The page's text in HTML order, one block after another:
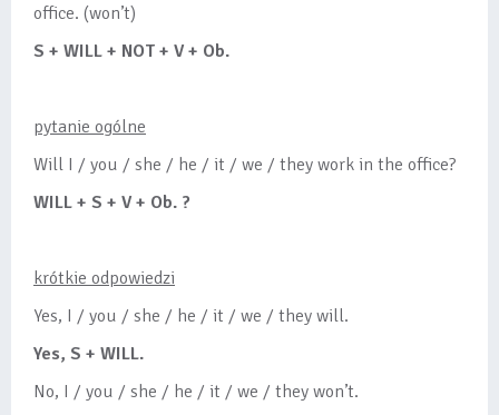
office. (won’t)
S + WILL + NOT + V + Ob.
pytanie ogólne
Will I / you / she / he / it / we / they work in the office?
WILL + S + V + Ob. ?
krótkie odpowiedzi
Yes, I / you / she / he / it / we / they will.
Yes, S + WILL.
No, I / you / she / he / it / we / they won’t.